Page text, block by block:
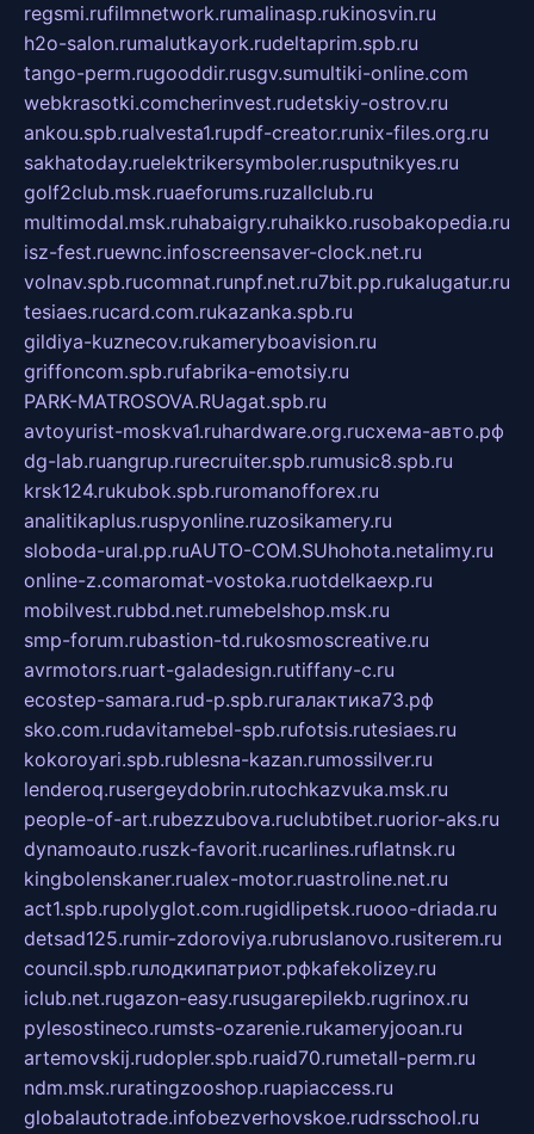
regsmi.rufilmnetwork.rumalinasp.rukinosvin.ru
h2o-salon.rumalutkayork.rudeltaprim.spb.ru
tango-perm.rugooddir.rusgv.sumultiki-online.com
webkrasotki.comcherinvest.rudetskiy-ostrov.ru
ankou.spb.rualvesta1.rupdf-creator.runix-files.org.ru
sakhatoday.ruelektrikersymboler.rusputnikyes.ru
golf2club.msk.ruaeforums.ruzallclub.ru
multimodal.msk.ruhabaigry.ruhaikko.rusobakopedia.ru
isz-fest.ruewnc.infoscreensaver-clock.net.ru
volnav.spb.rucomnat.runpf.net.ru7bit.pp.rukalugatur.ru
tesiaes.rucard.com.rukazanka.spb.ru
gildiya-kuznecov.rukameryboavision.ru
griffoncom.spb.rufabrika-emotsiy.ru
PARK-MATROSOVA.RUagat.spb.ru
avtoyurist-moskva1.ruhardware.org.ruсхема-авто.рф
dg-lab.ruangrup.rurecruiter.spb.rumusic8.spb.ru
krsk124.rukubok.spb.ruromanofforex.ru
analitikaplus.ruspyonline.ruzosikamery.ru
sloboda-ural.pp.ruAUTO-COM.SUhohota.netalimy.ru
online-z.comaromat-vostoka.ruotdelkaexp.ru
mobilvest.rubbd.net.rumebelshop.msk.ru
smp-forum.rubastion-td.rukosmoscreative.ru
avrmotors.ruart-galadesign.rutiffany-c.ru
ecostep-samara.rud-p.spb.ruгалактика73.рф
sko.com.rudavitamebel-spb.rufotsis.rutesiaes.ru
kokoroyari.spb.rublesna-kazan.rumossilver.ru
lenderoq.rusergeydobrin.rutochkazvuka.msk.ru
people-of-art.rubezzubova.ruclubtibet.ruorior-aks.ru
dynamoauto.ruszk-favorit.rucarlines.ruflatnsk.ru
kingbolenskaner.rualex-motor.ruastroline.net.ru
act1.spb.rupolyglot.com.rugidlipetsk.ruooo-driada.ru
detsad125.rumir-zdoroviya.rubruslanovo.rusiterem.ru
council.spb.ruлодкипатриот.рфkafekolizey.ru
iclub.net.rugazon-easy.rusugarepilekb.rugrinox.ru
pylesostineco.rumsts-ozarenie.rukameryjooan.ru
artemovskij.rudopler.spb.ruaid70.rumetall-perm.ru
ndm.msk.ruratingzooshop.ruapiaccess.ru
globalautotrade.infobezverhovskoe.rudrsschool.ru